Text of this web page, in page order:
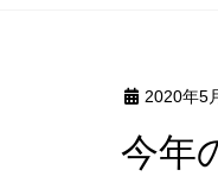
2020年5
今